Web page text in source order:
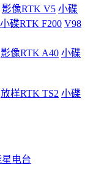
影像RTK V5 小碟
小碟RTK F200 V98
影像RTK A40 小碟
放样RTK TS2 小碟
电台